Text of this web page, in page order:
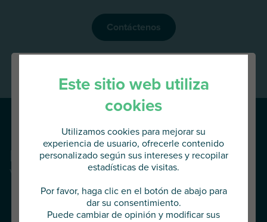
Contáctenos
Nuestras noticias
Ver todas las noticiasVa a acceder al
AU Group Global
Este sitio web utiliza
cookies
Utilizamos cookies para mejorar su
experiencia de usuario, ofrecerle contenido
personalizado según sus intereses y recopilar
estadísticas de visitas.
Por favor, haga clic en el botón de abajo para
dar su consentimiento.
Puede cambiar de opinión y modificar sus